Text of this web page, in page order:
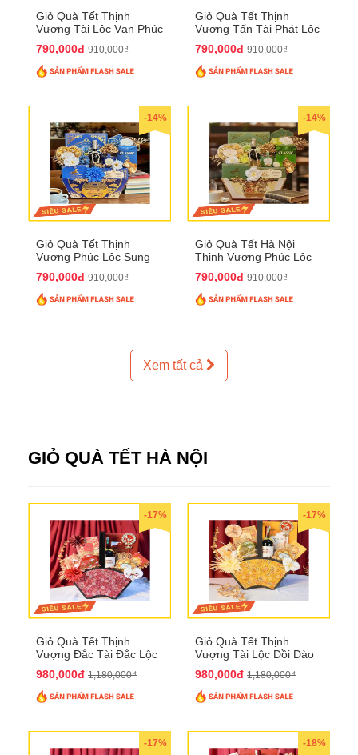
Giỏ Quà Tết Thịnh
Vượng Tài Lộc Vạn Phúc
790,000đ 910,000₫
Giỏ Quà Tết Thịnh
Vượng Tấn Tài Phát Lộc
790,000đ 910,000₫
-14%
Giỏ Quà Tết Thịnh
Vượng Phúc Lộc Sung
790,000đ 910,000₫
-14%
Giỏ Quà Tết Hà Nội
Thịnh Vượng Phúc Lộc
790,000đ 910,000₫
Xem tất cả
GIỎ QUÀ TẾT HÀ NỘI
-17%
Giỏ Quà Tết Thịnh
Vượng Đắc Tài Đắc Lộc
980,000đ 1,180,000₫
-17%
Giỏ Quà Tết Thịnh
Vượng Tài Lộc Dồi Dào
980,000đ 1,180,000₫
-17% -18%